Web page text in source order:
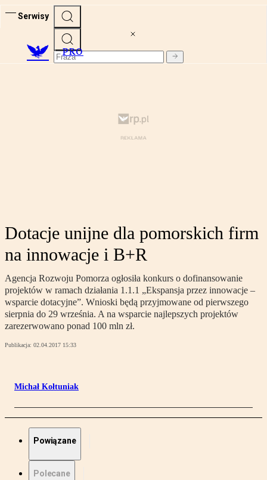
Serwisy
PRO
Dotacje unijne dla pomorskich firm
na innowacje i B+R
Agencja Rozwoju Pomorza ogłosiła konkurs o dofinansowanie
projektów w ramach działania 1.1.1 „Ekspansja przez innowacje –
wsparcie dotacyjne”. Wnioski będą przyjmowane od pierwszego
sierpnia do 29 września. A na wsparcie najlepszych projektów
zarezerwowano ponad 100 mln zł.
Publikacja: 02.04.2017 15:33
Michał Kołtuniak
Powiązane
Polecane